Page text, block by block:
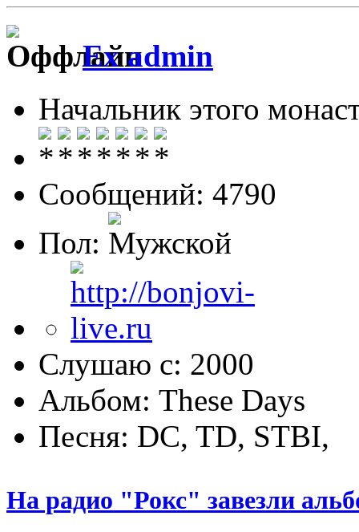
Ex admin
Начальник этого
Сообщений: 4790
Пол:
Слушаю с: 2000
Альбом: These Days
Песня: DC, TD, STBI,
На радио "Рокс" завезли